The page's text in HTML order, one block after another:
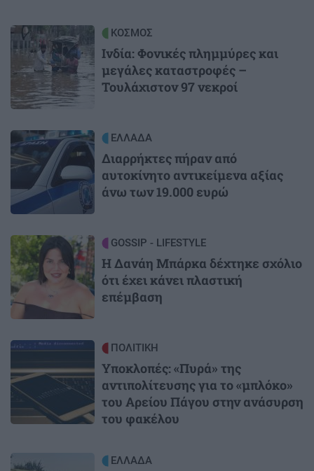
Image ΚΟΣΜΟΣ
Ινδία: Φονικές πλημμύρες και
μεγάλες καταστροφές –
Τουλάχιστον 97 νεκροί
Image ΕΛΛΑΔΑ
Διαρρήκτες πήραν από
αυτοκίνητο αντικείμενα αξίας
άνω των 19.000 ευρώ
Image GOSSIP - LIFESTYLE
Η Δανάη Μπάρκα δέχτηκε σχόλιο
ότι έχει κάνει πλαστική
επέμβαση
Image ΠΟΛΙΤΙΚΗ
Υποκλοπές: «Πυρά» της
αντιπολίτευσης για το «μπλόκο»
του Αρείου Πάγου στην ανάσυρση
του φακέλου
Image ΕΛΛΑΔΑ